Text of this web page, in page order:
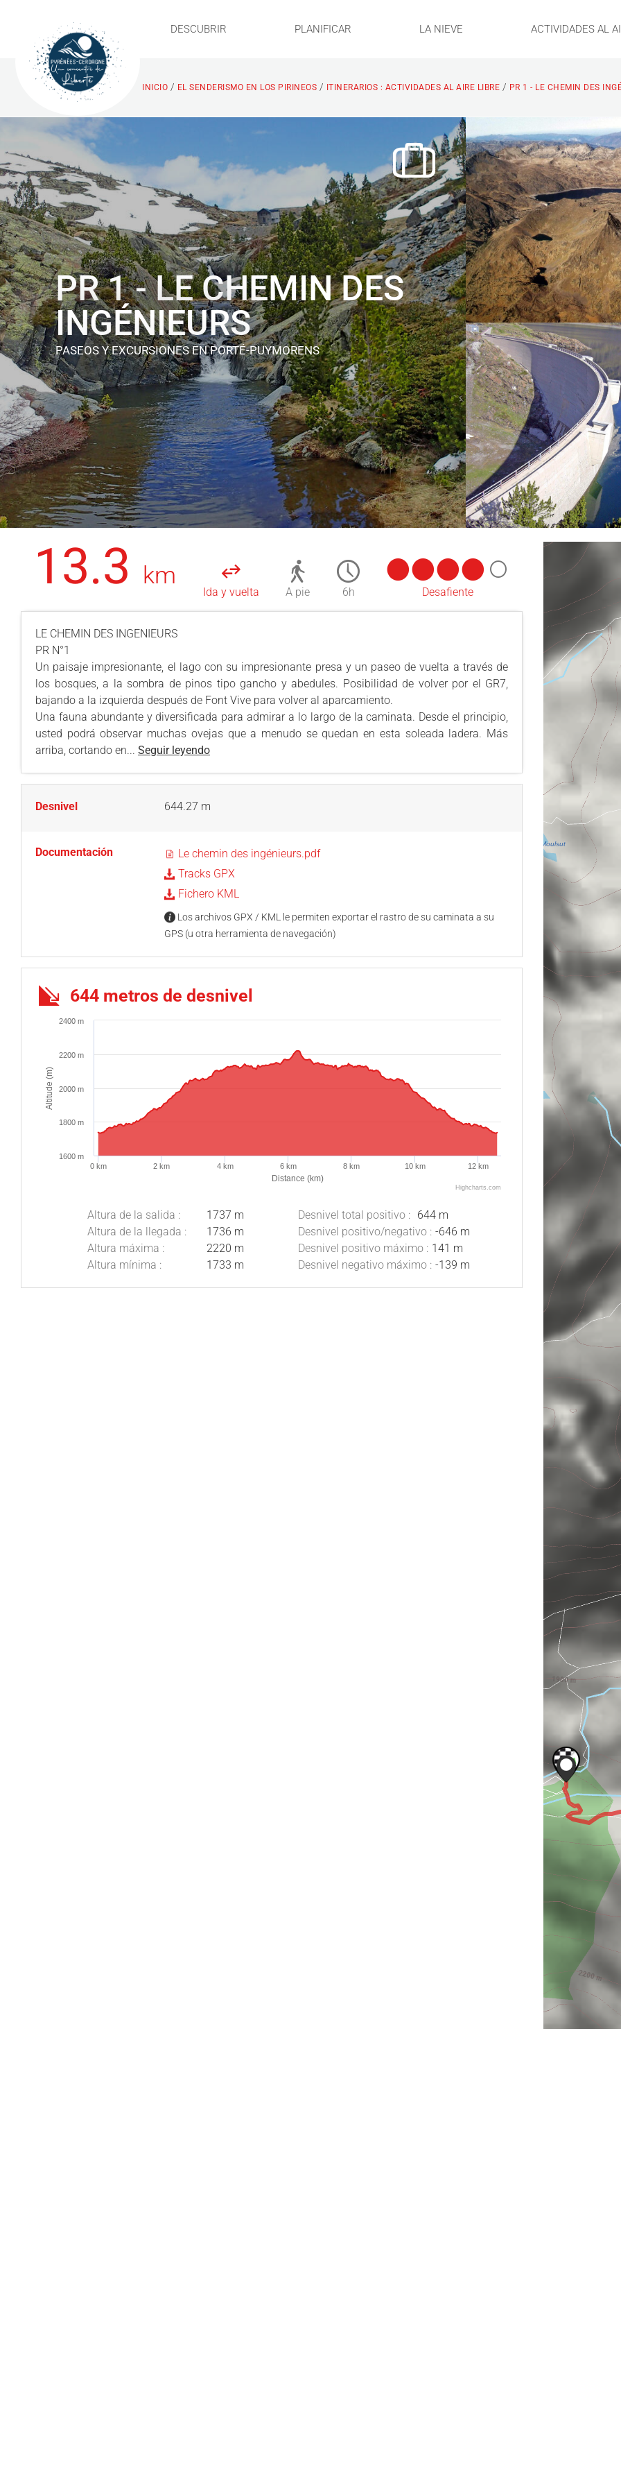
DESCUBRIR PLANIFICAR LA NIEVE ACTIVIDADES AL
INICIO / EL SENDERISMO EN LOS PIRINEOS / ITINERARIOS : ACTIVIDADES AL AIRE LIBRE / PR 1 - LE CHEMIN DES
PR 1 - LE CHEMIN DES
INGÉNIEURS
PASEOS Y EXCURSIONESEN PORTÉ-PUYMORENS
13.3 km
Ida y vuelta A pie 6h Desafiente
LE CHEMIN DES INGENIEURS
PR N°1
Un paisaje impresionante, el lago con su impresionante presa y un paseo de vuelta a través de
los bosques, a la sombra de pinos tipo gancho y abedules. Posibilidad de volver por el GR7,
bajando a la izquierda después de Font Vive para volver al aparcamiento.
Una fauna abundante y diversificada para admirar a lo largo de la caminata. Desde el principio,
usted podrá observar muchas ovejas que a menudo se quedan en esta soleada ladera. Más
arriba, cortando en... Seguir leyendo
Desnivel 644.27 m
Documentación
Le chemin des ingénieurs.pdf
Tracks GPX
Fichero KML
Los archivos GPX / KML le permiten exportar el rastro de su caminata a su
GPS (u otra herramienta de navegación)
644 metros de desnivel
Distance (km)
Altitude (m)
0 km 2 km 4 km 6 km 8 km 10 km 12 km
1600 m
1800 m
2000 m
2200 m
2400 m
Highcharts.com
Altura de la salida :
1737 m
Altura de la llegada :
1736 m
Altura máxima :
2220 m
Altura mínima :
1733 m
Desnivel total positivo :
644 m
Desnivel positivo/negativo : -646 m
Desnivel positivo máximo : 141 m
Desnivel negativo máximo : -139 m